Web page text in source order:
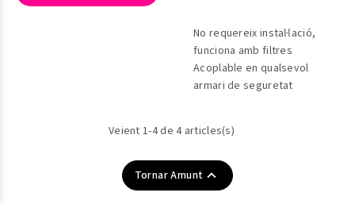
No requereix instal·lació,
funciona amb filtres
Acoplable en qualsevol
armari de seguretat
Veient 1-4 de 4 articles(s)
Tornar Amunt 